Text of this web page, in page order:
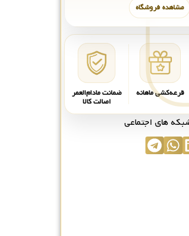
مشاهده فروشگاه
قرعه‌کشی ماهانه ضمانت مادام‌العمر
اصالت کالا
های اجتماعی